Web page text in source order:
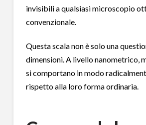
invisibili a qualsiasi microscopio
convenzionale.
Questa scala non è solo una
dimensioni. A livello nanometrico,
si comportano in modo
rispetto alla loro forma ordinaria.